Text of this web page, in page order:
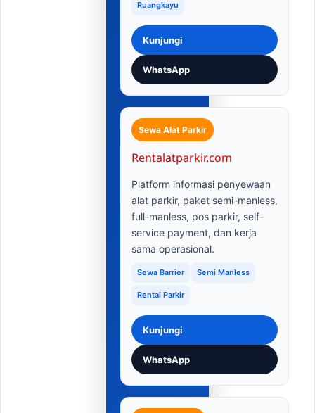
Ruangkayu
Kunjungi
WhatsApp
Sewa Alat Parkir
Rentalatparkir.com
Platform informasi penyewaan
alat parkir, paket semi-manless,
full-manless, pos parkir, self-
service payment, dan kerja
sama operasional.
Sewa Barrier Semi Manless
Rental Parkir
Kunjungi
WhatsApp